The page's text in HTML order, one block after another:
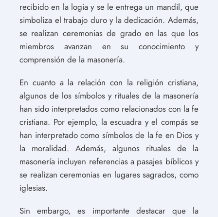
recibido en la logia y se le entrega un mandil, que
simboliza el trabajo duro y la dedicación. Además,
se realizan ceremonias de grado en las que los
miembros avanzan en su conocimiento y
comprensión de la masonería.
En cuanto a la relación con la religión cristiana,
algunos de los símbolos y rituales de la masonería
han sido interpretados como relacionados con la fe
cristiana. Por ejemplo, la escuadra y el compás se
han interpretado como símbolos de la fe en Dios y
la moralidad. Además, algunos rituales de la
masonería incluyen referencias a pasajes bíblicos y
se realizan ceremonias en lugares sagrados, como
iglesias.
Sin embargo, es importante destacar que la